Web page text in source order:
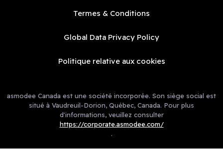
Termes & Conditions
Global Data Privacy Policy
Politique relative aux cookies
asmodee Canada est une société incorporée. Son siège social est
situé à Vaudreuil-Dorion, Québec, Canada. Pour plus
d'informations, veuillez consulter
https://corporate.asmodee.com/
.